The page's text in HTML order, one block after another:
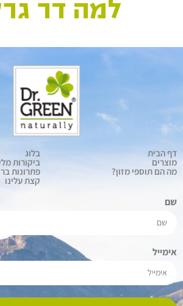
למה דר
דף הבית
מוצרים
מה הם תוספי מזון?
בלוג
ביקורות
פתרונות
קצת עלינו
שם
אימייל